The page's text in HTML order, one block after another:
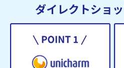
ダイレクトショ